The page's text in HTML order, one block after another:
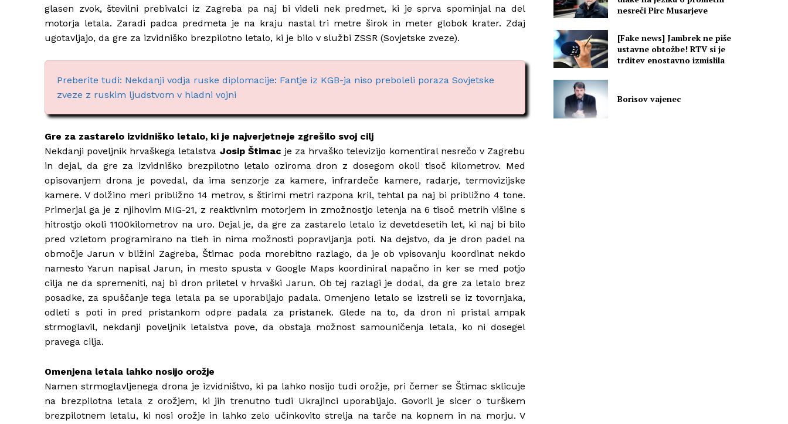
glasen zvok, številni prebivalci iz Zagreba pa naj bi videli nek predmet, ki je sprva spominjal na del
motorja letala. Zaradi padca predmeta je na kraju nastal tri metre širok in meter globok krater. Zdaj
ugotavljajo, da gre za izvidniško brezpilotno letalo, ki je bilo v službi ZSSR (Sovjetske zveze).
Preberite tudi: Nekdanji vodja ruske diplomacije: Fantje iz KGB-ja niso preboleli poraza Sovjetske
zveze z ruskim ljudstvom v hladni vojni
Gre za zastarelo izvidniško letalo, ki je najverjetneje zgrešilo svoj cilj
Nekdanji poveljnik hrvaškega letalstva Josip Štimac je za hrvaško televizijo komentiral nesrečo v Zagrebu
in dejal, da gre za izvidniško brezpilotno letalo oziroma dron z dosegom okoli tisoč kilometrov. Med
opisovanjem drona je povedal, da ima senzorje za kamere, infrardeče kamere, radarje, termovizijske
kamere. V dolžino meri približno 14 metrov, s štirimi metri razpona kril, tehtal pa naj bi približno 4 tone.
Primerjal ga je z njihovim MIG-21, z reaktivnim motorjem in zmožnostjo letenja na 6 tisoč metrih višine s
hitrostjo okoli 1100kilometrov na uro. Dejal je, da gre za zastarelo letalo iz devetdesetih let, ki naj bi bilo
pred vzletom programirano na tleh in nima možnosti popravljanja poti. Na dejstvo, da je dron padel na
območje Jarun v bližini Zagreba, Štimac poda morebitno razlago, da je ob vpisovanju koordinat nekdo
namesto Yarun napisal Jarun, in mesto spusta v Google Maps koordiniral napačno in ker se med potjo
cilja ne da spremeniti, naj bi dron priletel v hrvaški Jarun. Ob tej razlagi je dodal, da gre za letalo brez
posadke, za spuščanje tega letala pa se uporabljajo padala. Omenjeno letalo se izstreli se iz tovornjaka,
odleti s poti in pred pristankom odpre padala za pristanek. Glede na to, da dron ni pristal ampak
strmoglavil, nekdanji poveljnik letalstva pove, da obstaja možnost samouničenja letala, ko ni dosegel
pravega cilja.
Omenjena letala lahko nosijo orožje
Namen strmoglavljenega drona je izvidništvo, ki pa lahko nosijo tudi orožje, pri čemer se Štimac sklicuje
na brezpilotna letala z orožjem, ki jih trenutno tudi Ukrajinci uporabljajo. Govoril je sicer o turškem
brezpilotnem letalu, ki nosi orožje in lahko zelo učinkovito strelja na tarče na kopnem in na morju. V
nesreči Pirc Musarjeve
[Fake news] Jambrek ne piše
ustavne obtožbe! RTV si je
trditev enostavno izmislila
Borisov vajenec